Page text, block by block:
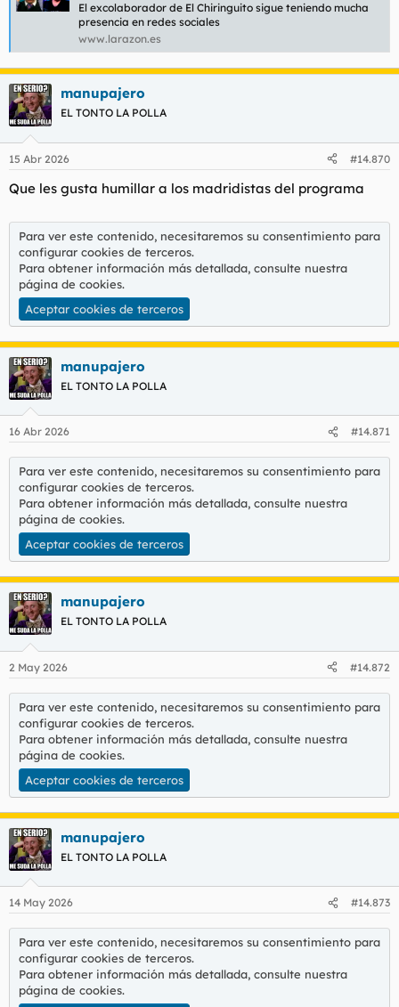
El excolaborador de El Chiringuito sigue teniendo mucha
presencia en redes sociales
www.larazon.es
manupajero
EL TONTO LA POLLA
15 Abr 2026 #14.870
Que les gusta humillar a los madridistas del programa
Para ver este contenido, necesitaremos su consentimiento para
configurar cookies de terceros.
Para obtener información más detallada, consulte nuestra
página de cookies.
Aceptar cookies de terceros
manupajero
EL TONTO LA POLLA
16 Abr 2026 #14.871
Para ver este contenido, necesitaremos su consentimiento para
configurar cookies de terceros.
Para obtener información más detallada, consulte nuestra
página de cookies.
Aceptar cookies de terceros
manupajero
EL TONTO LA POLLA
2 May 2026 #14.872
Para ver este contenido, necesitaremos su consentimiento para
configurar cookies de terceros.
Para obtener información más detallada, consulte nuestra
página de cookies.
Aceptar cookies de terceros
manupajero
EL TONTO LA POLLA
14 May 2026 #14.873
Para ver este contenido, necesitaremos su consentimiento para
configurar cookies de terceros.
Para obtener información más detallada, consulte nuestra
página de cookies.